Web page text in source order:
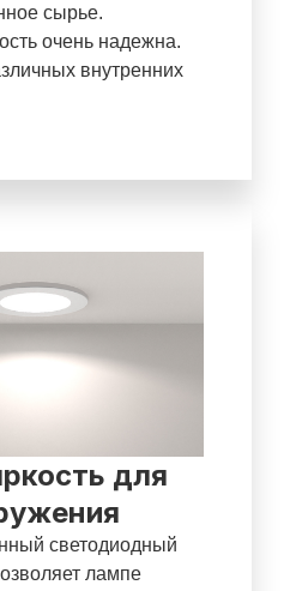
сырье.
очень надежна.
внутренних
для
светодиодный
лампе